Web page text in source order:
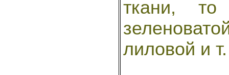
ткани,
лиловой и